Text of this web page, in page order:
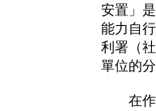
安置」
能力自
利署（
單位的分
在作出